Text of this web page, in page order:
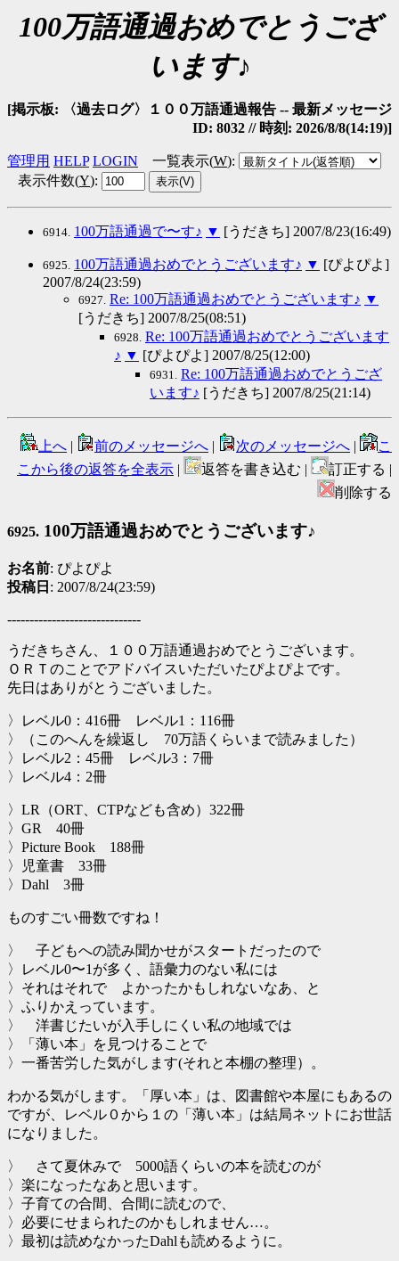
100万語通過おめでとうござ
います♪
[掲示板: 〈過去ログ〉１００万語通過報告 -- 最新メッセージ
ID: 8032 // 時刻: 2026/8/8(14:19)]
管理用 HELP LOGIN 一覧表示(W):
表示件数(Y):
6914. 100万語通過で〜す♪ ▼ [うだきち] 2007/8/23(16:49)
6925. 100万語通過おめでとうございます♪ ▼ [ぴよぴよ]
2007/8/24(23:59)
6927. Re: 100万語通過おめでとうございます♪ ▼
[うだきち] 2007/8/25(08:51)
6928. Re: 100万語通過おめでとうございます
♪ ▼ [ぴよぴよ] 2007/8/25(12:00)
6931.
Re: 100万語通過おめでとうござ
います♪ [うだきち] 2007/8/25(21:14)
上へ | 前のメッセージへ | 次のメッセージへ |
こ
こから後の返答を全表示 | 返答を書き込む |
訂正する |
削除する
6925. 100万語通過おめでとうございます♪
お名前: ぴよぴよ
投稿日 : 2007/8/24(23:59)
------------------------------
うだきちさん、１００万語通過おめでとうございます。
ＯＲＴのことでアドバイスいただいたぴよぴよです。
先日はありがとうございました。
〉レベル0：416冊 レベル1：116冊
〉（このへんを繰返し 70万語くらいまで読みました）
〉レベル2：45冊 レベル3：7冊
〉レベル4：2冊
〉LR（ORT、CTPなども含め）322冊
〉GR 40冊
〉Picture Book 188冊
〉児童書 33冊
〉Dahl 3冊
ものすごい冊数ですね！
〉 子どもへの読み聞かせがスタートだったので
〉レベル0〜1が多く、語彙力のない私には
〉それはそれで よかったかもしれないなあ、と
〉ふりかえっています。
〉 洋書じたいが入手しにくい私の地域では
〉「薄い本」を見つけることで
〉一番苦労した気がします(それと本棚の整理）。
わかる気がします。「厚い本」は、図書館や本屋にもあるの
ですが、レベル０から１の「薄い本」は結局ネットにお世話
になりました。
〉 さて夏休みで 5000語くらいの本を読むのが
〉楽になったなあと思います。
〉子育ての合間、合間に読むので、
〉必要にせまられたのかもしれません…。
〉最初は読めなかったDahlも読めるように。